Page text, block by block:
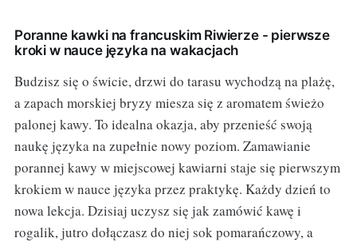
Poranne kawki na francuskim Riwierze - pierwsze
kroki w nauce języka na wakacjach
Budzisz się o świcie, drzwi do tarasu wychodzą na plażę,
a zapach morskiej bryzy miesza się z aromatem świeżo
palonej kawy. To idealna okazja, aby przenieść swoją
naukę języka na zupełnie nowy poziom. Zamawianie
porannej kawy w miejscowej kawiarni staje się pierwszym
krokiem w nauce języka przez praktykę. Każdy dzień to
nowa lekcja. Dzisiaj uczysz się jak zamówić kawę i
rogalik, jutro dołączasz do niej sok pomarańczowy, a